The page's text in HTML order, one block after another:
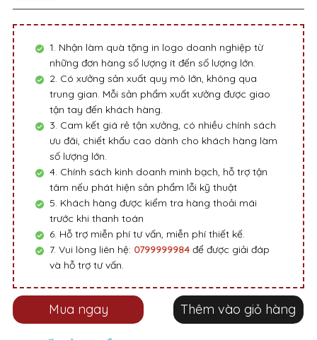
1. Nhận làm quà tặng in logo doanh nghiệp từ
những đơn hàng số lượng ít đến số lượng lớn.
2. Có xưởng sản xuất quy mô lớn, không qua
trung gian. Mỗi sản phẩm xuất xưởng được giao
tận tay đến khách hàng.
3. Cam kết giá rẻ tận xưởng, có nhiều chính sách
ưu đãi, chiết khấu cao dành cho khách hàng làm
số lượng lớn.
4. Chính sách kinh doanh minh bạch, hỗ trợ tận
tâm nếu phát hiện sản phẩm lỗi kỹ thuật
5. Khách hàng được kiểm tra hàng thoải mái
trước khi thanh toán
6. Hỗ trợ miễn phí tư vấn, miễn phí thiết kế.
7. Vui lòng liên hệ: 0799999984 để được giải đáp
và hỗ trợ tư vấn.
Thêm vào giỏ hàng
Mua ngay